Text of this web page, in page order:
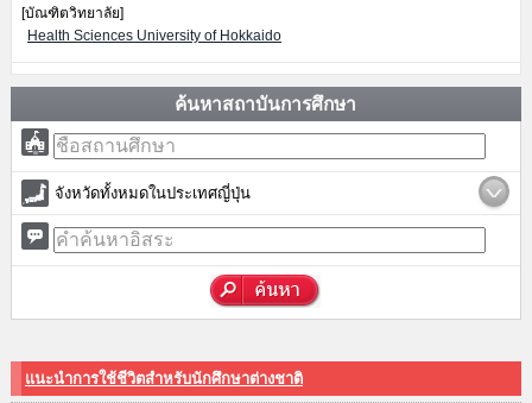
[บัณฑิตวิทยาลัย]
Health Sciences University of Hokkaido
ค้นหาสถาบันการศึกษา
จังหวัดทั้งหมดในประเทศญี่ปุ่น
แนะนำการใช้ชีวิตสำหรับนักศึกษาต่างชาติ